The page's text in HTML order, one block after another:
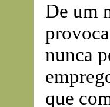
De um
nunca
que